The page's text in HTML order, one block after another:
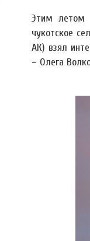
Этим летом
чукотское
АК) взял
– Олега